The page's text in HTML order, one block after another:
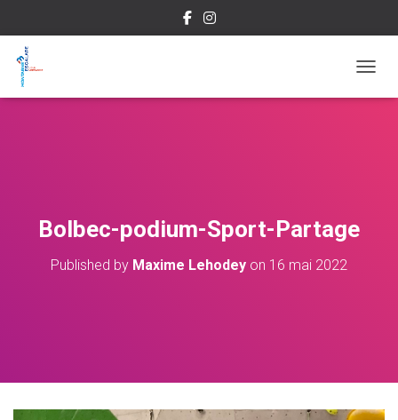
Bolbec-podium-Sport-Partage
Published by Maxime Lehodey on 16 mai 2022